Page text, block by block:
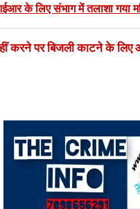
के लिए संभाग में तलाशा गया
करने पर बिजली काटने के